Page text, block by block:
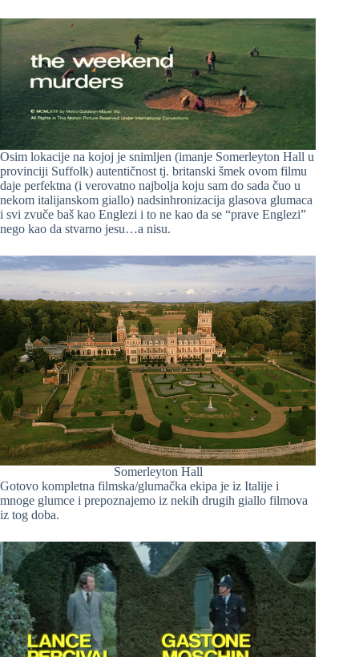
Osim lokacije na kojoj je snimljen (imanje Somerleyton Hall u
provinciji Suffolk) autentičnost tj. britanski šmek ovom filmu
daje perfektna (i verovatno najbolja koju sam do sada čuo u
nekom italijanskom giallo) nadsinhronizacija glasova glumaca
i svi zvuče baš kao Englezi i to ne kao da se “prave Englezi”
nego kao da stvarno jesu…a nisu.
Somerleyton Hall
Gotovo kompletna filmska/glumačka ekipa je iz Italije i
mnoge glumce i prepoznajemo iz nekih drugih giallo filmova
iz tog doba.